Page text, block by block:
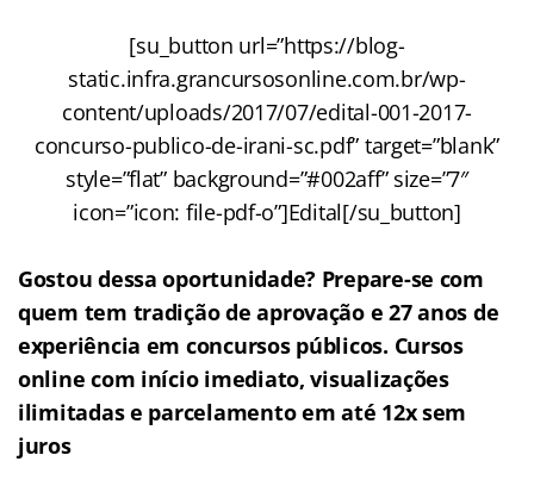
[su_button url=”https://blog-
static.infra.grancursosonline.com.br/wp-
content/uploads/2017/07/edital-001-2017-
concurso-publico-de-irani-sc.pdf” target=”blank”
style=”flat” background=”#002aff” size=”7″
icon=”icon: file-pdf-o”]Edital[/su_button]
Gostou dessa oportunidade? Prepare-se com
quem tem tradição de aprovação e 27 anos de
experiência em concursos públicos. Cursos
online com início imediato, visualizações
ilimitadas e parcelamento em até 12x sem
juros